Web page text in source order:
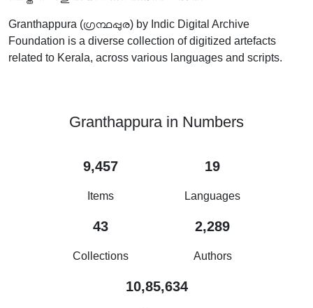
Granthappura (ഗ്രന്ഥപ്പുര) by Indic Digital Archive
Foundation is a diverse collection of digitized artefacts
related to Kerala, across various languages and scripts.
Granthappura in Numbers
9,457
Items
19
Languages
43
Collections
2,289
Authors
10,85,634